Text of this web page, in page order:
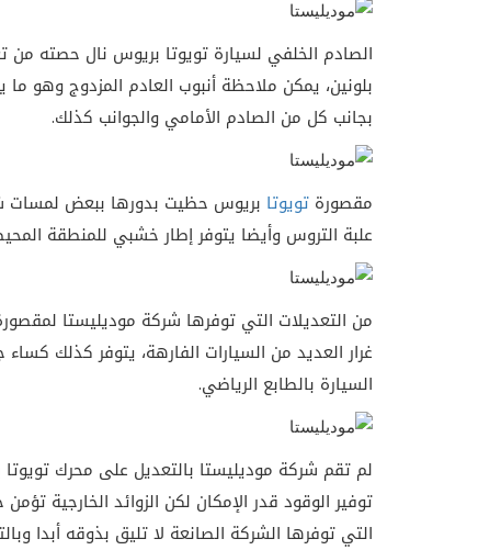
الصادم الخلفي لسيارة تويوتا بريوس نال حصته
بلونين، يمكن ملاحظة أنبوب العادم المزدوج وهو
بجانب كل من الصادم الأمامي والجوانب كذلك.
مقصورة تويوتا بريوس حظيت بدورها ببعض لمسات
علبة التروس وأيضا يتوفر إطار خشبي للمنطقة
من التعديلات التي توفرها شركة موديليستا
غرار العديد من السيارات الفارهة، يتوفر كذلك
السيارة بالطابع الرياضي.
لم تقم شركة موديليستا بالتعديل على محرك
توفير الوقود قدر الإمكان لكن الزوائد الخارجية
التي توفرها الشركة الصانعة لا تليق بذوقه أبدا